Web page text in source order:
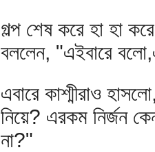
গল্প শেষ করে হা হা
বললেন, "এইবারে
এবারে কাশ্মীরাও
নিয়ে? এরকম নির্জন
না?"